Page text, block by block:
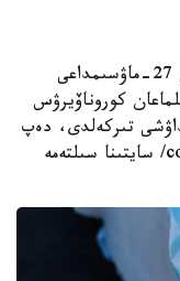
نۇر-سۇلتان. قازاقپارات - 2020 -جىلعى 27-ماۋسىمداعى
كوروناۆيرۋس
جوق 1025 تاسىمالداۋشى تىركەلدى، دەپ
حابارلايدى قازاقپارات coronavirus2020.kz/ سايتىنا سىلتەمە